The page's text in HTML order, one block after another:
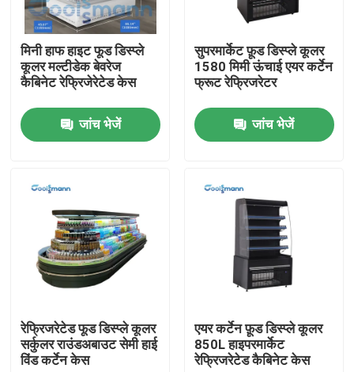
वीडियो
हमारे बारे में
कारखाना भ्रमण
संपर्क करें
एक उद्धरण का अनुरोध करें
ओपन डिस्प्ले चिलर
मिनी हाफ हाइट फूड डिस्प्ले
कूलर मल्टीडेक बेवरेज
कैबिनेट रेफ्रिजेरेटेड केस
जांच भेजें
सुपरमार्केट फ़ूड डिस्प्ले कूलर
1580 मिमी ऊंचाई एयर कर्टेन
फ्रूट रेफ्रिजरेटर
जांच भेजें
रेफ्रिजरेटेड फूड डिस्प्ले कूलर
सर्कुलर राउंडअबाउट सेमी हाई
विंड कर्टेन केस
एयर कर्टेन फ़ूड डिस्प्ले कूलर
850L हाइपरमार्केट
रेफ्रिजरेटेड कैबिनेट केस